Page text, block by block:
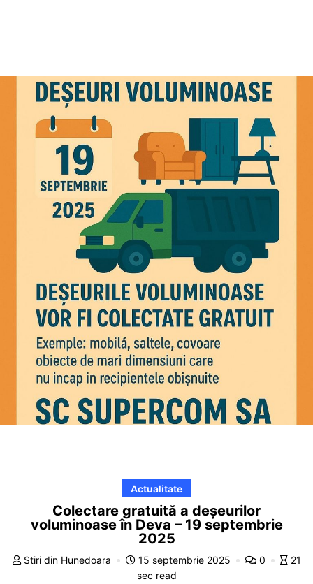
Actualitate
Colectare gratuită a deșeurilor
voluminoase în Deva – 19 septembrie
2025
Stiri din Hunedoara 15 septembrie 2025 0
21
sec read